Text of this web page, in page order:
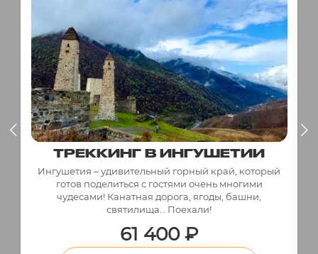
ТРЕККИНГ В ИНГУШЕТИИ
Ингушетия – удивительный горный край, который
готов поделиться с гостями очень многими
чудесами! Канатная дорога, ягоды, башни,
святилища… Поехали!
61 400 ₽